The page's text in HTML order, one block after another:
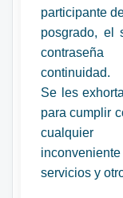
participante
posgrado, el
continuidad.
Se les
para cumplir
cualquier
servicios y